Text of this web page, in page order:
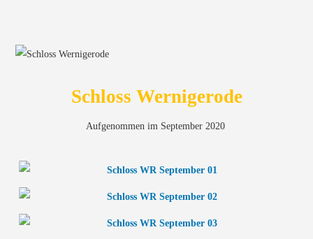
Schloss Wernigerode
Aufgenommen im September 2020